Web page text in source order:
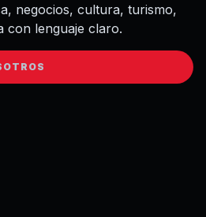
negocios, cultura, turismo,
con lenguaje claro.